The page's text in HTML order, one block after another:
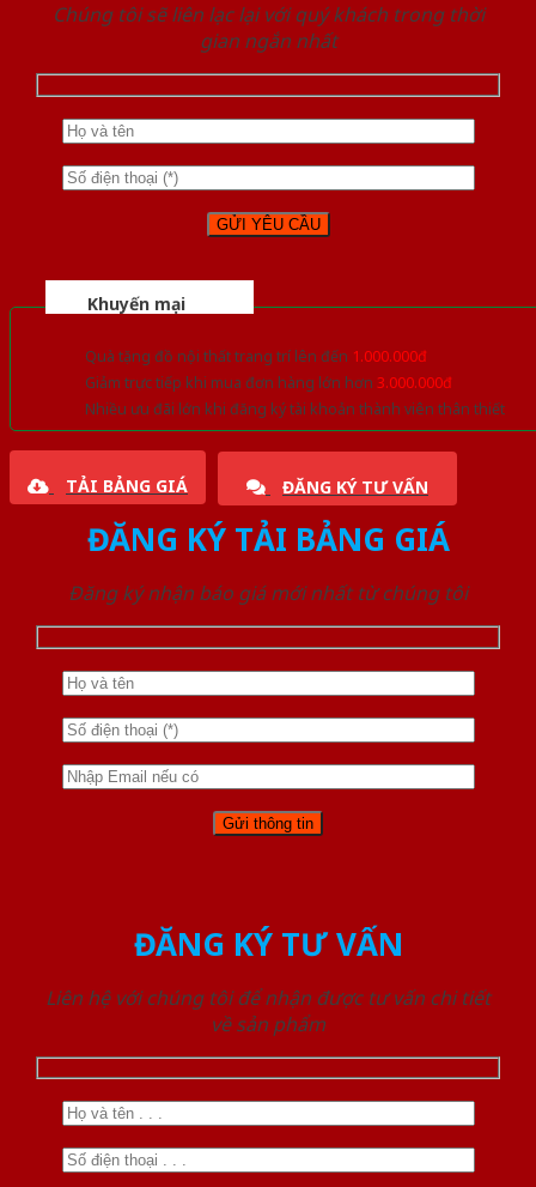
Chúng tôi sẽ liên lạc lại với quý khách trong thời
gian ngắn nhất
Khuyến mại
Quà tặng đồ nội thất trang trí lên đến 1.000.000đ
Giảm trực tiếp khi mua đơn hàng lớn hơn 3.000.000đ
Nhiều ưu đãi lớn khi đăng ký tài khoản thành viên thân thiết
TẢI BẢNG GIÁ ĐĂNG KÝ TƯ VẤN
ĐĂNG KÝ TẢI BẢNG GIÁ
Đăng ký nhận báo giá mới nhất từ chúng tôi
ĐĂNG KÝ TƯ VẤN
Liên hệ với chúng tôi để nhận được tư vấn chi tiết
về sản phẩm